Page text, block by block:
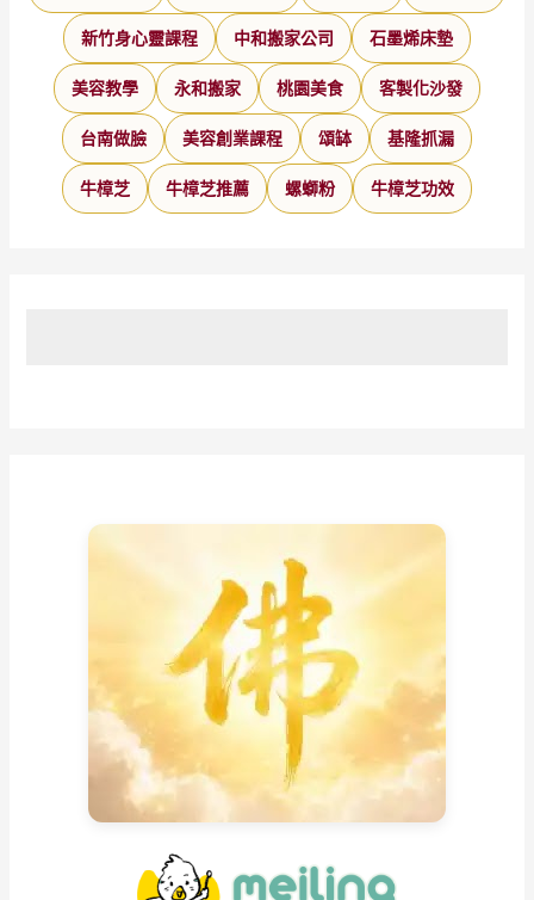
新竹身心靈課程 中和搬家公司 石墨烯床墊
美容教學 永和搬家 桃園美食 客製化沙發
台南做臉 美容創業課程 頌缽 基隆抓漏
牛樟芝 牛樟芝推薦 螺螄粉 牛樟芝功效